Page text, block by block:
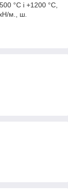
°C і +1200 °C,
м., ш.